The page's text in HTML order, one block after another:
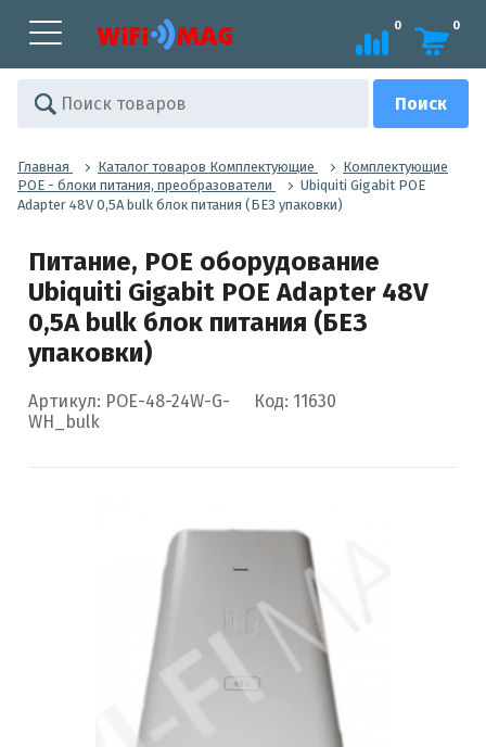
0 0
Главная Каталог товаров Комплектующие
Комплектующие
POE - блоки питания, преобразователи
Ubiquiti Gigabit POE
Adapter 48V 0,5A bulk блок питания (БЕЗ упаковки)
Питание, POE оборудование
Ubiquiti Gigabit POE Adapter 48V
0,5A bulk блок питания (БЕЗ
упаковки)
Артикул: POE-48-24W-G-
WH_bulk
Код: 11630